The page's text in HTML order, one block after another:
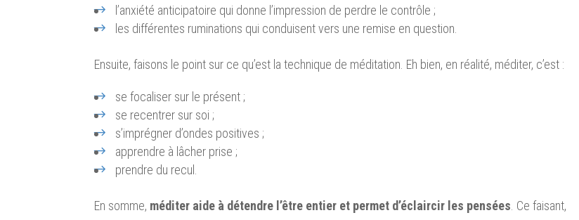
l’anxiété anticipatoire qui donne l’impression de perdre le contrôle ;
les différentes ruminations qui conduisent vers une remise en question.
Ensuite, faisons le point sur ce qu’est la technique de méditation. Eh bien, en réalité, méditer, c’est :
se focaliser sur le présent ;
se recentrer sur soi ;
s’imprégner d’ondes positives ;
apprendre à lâcher prise ;
prendre du recul.
En somme, méditer aide à détendre l’être entier et permet d’éclaircir les pensées . Ce faisant,